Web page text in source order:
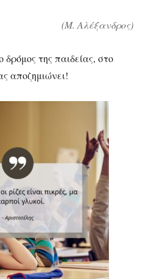
(Μ. Αλέξανδρος)
της παιδείας, στο
αποζημιώνει!